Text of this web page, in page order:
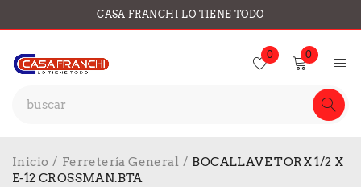
CASA FRANCHI LO TIENE TODO
0 0
Inicio / Ferretería General / BOCALLAVE TORX 1/2 X
E-12 CROSSMAN.BTA